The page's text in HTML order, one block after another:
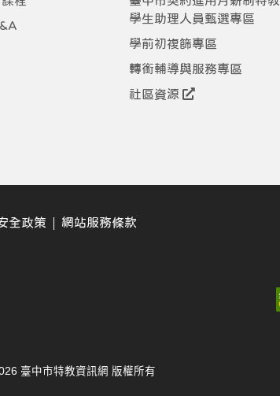
學生助理人員甄選專區
學前初複篩專區
轉銜輔導與服務專區
社區資源
全政策 網站服務條款
臺中市特教資訊網 版權所有